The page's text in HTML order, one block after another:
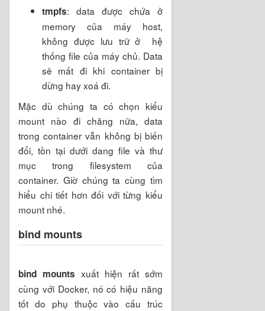
tmpfs: data được chứa ở
memory của máy host,
không được lưu trữ ở hệ
thống file của máy chủ. Data
sẽ mất đi khi container bị
dừng hay xoá đi.
Mặc dù chúng ta có chọn kiểu
mount nào đi chăng nữa, data
trong container vẫn không bị biến
đổi, tồn tại dưới dang file và thư
mục trong filesystem của
container. Giờ chúng ta cùng tìm
hiểu chi tiết hơn đối với từng kiểu
mount nhé.
bind mounts
bind mounts xuất hiện rất sớm
cùng với Docker, nó có hiệu năng
tốt do phụ thuộc vào cấu trúc